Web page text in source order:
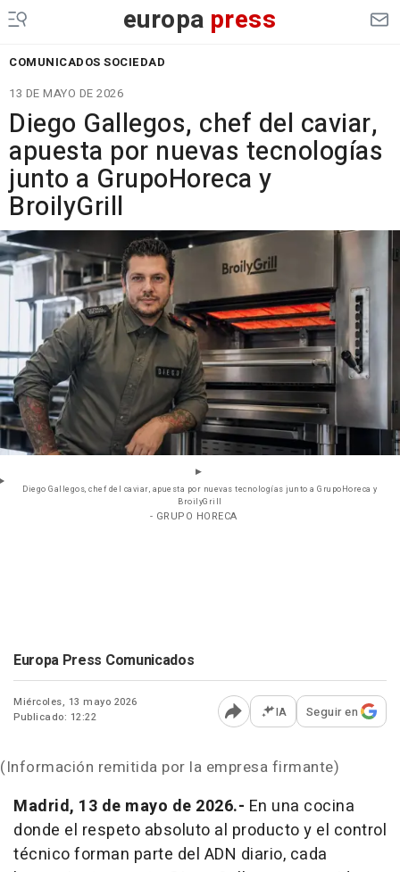
europa press
COMUNICADOS SOCIEDAD
13 DE MAYO DE 2026
Diego Gallegos, chef del caviar,
apuesta por nuevas tecnologías
junto a GrupoHoreca y
BroilyGrill
Diego Gallegos, chef del caviar, apuesta por nuevas tecnologías junto a GrupoHoreca y
BroilyGrill
- GRUPO HORECA
Europa Press Comunicados
Miércoles, 13 mayo 2026
Publicado: 12:22
Abrir opciones para
IA Seguir en
(Información remitida por la empresa firmante)
Madrid, 13 de mayo de 2026.- En una cocina
donde el respeto absoluto al producto y el control
técnico forman parte del ADN diario, cada